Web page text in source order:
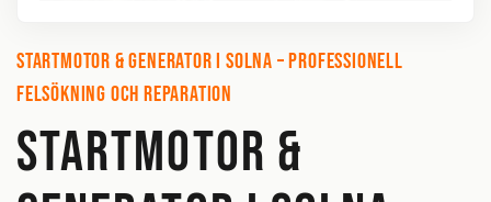
Startmotor & generator i Solna – Professionell
felsökning och reparation
STARTMOTOR &